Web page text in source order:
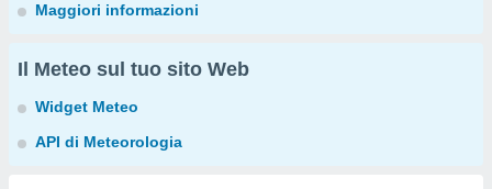
Maggiori informazioni
Il Meteo sul tuo sito Web
Widget Meteo
API di Meteorologia